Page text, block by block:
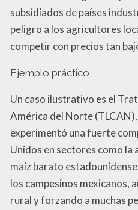
subsidiados de países
peligro a los agricultores
competir con precios tan
Ejemplo práctico
Un caso ilustrativo es el
América del Norte
experimentó una fuerte
Unidos en sectores como la
maíz barato
los campesinos mexicanos,
rural y forzando a muchas